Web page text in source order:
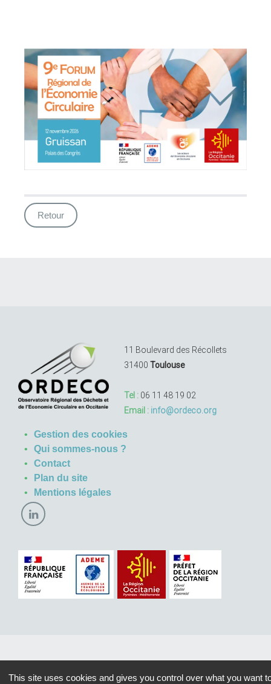
Retour
11 Boulevard des Récollets
31400 Toulouse
Tel : 06 11 48 19 02
Email : info@ordeco.org
Gestion des cookies
Qui sommes-nous ?
Contact
Plan du site
Mentions légales
This site uses cookies and gives you control over what you want